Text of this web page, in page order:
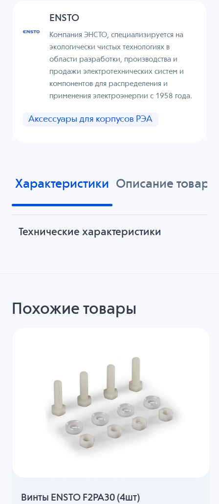
ENSTO
Компания ЭНСТО, специализируется на
экологически чистых технологиях в
области разработки, производства и
продажи электротехнических систем и
компонентов для распределения и
применения электроэнергии с 1958 года.
Аксессуары для корпусов РЭА
Характеристики Описание товара
Технические характеристики
Похожие товары
Винты ENSTO F2PA30 (4шт)